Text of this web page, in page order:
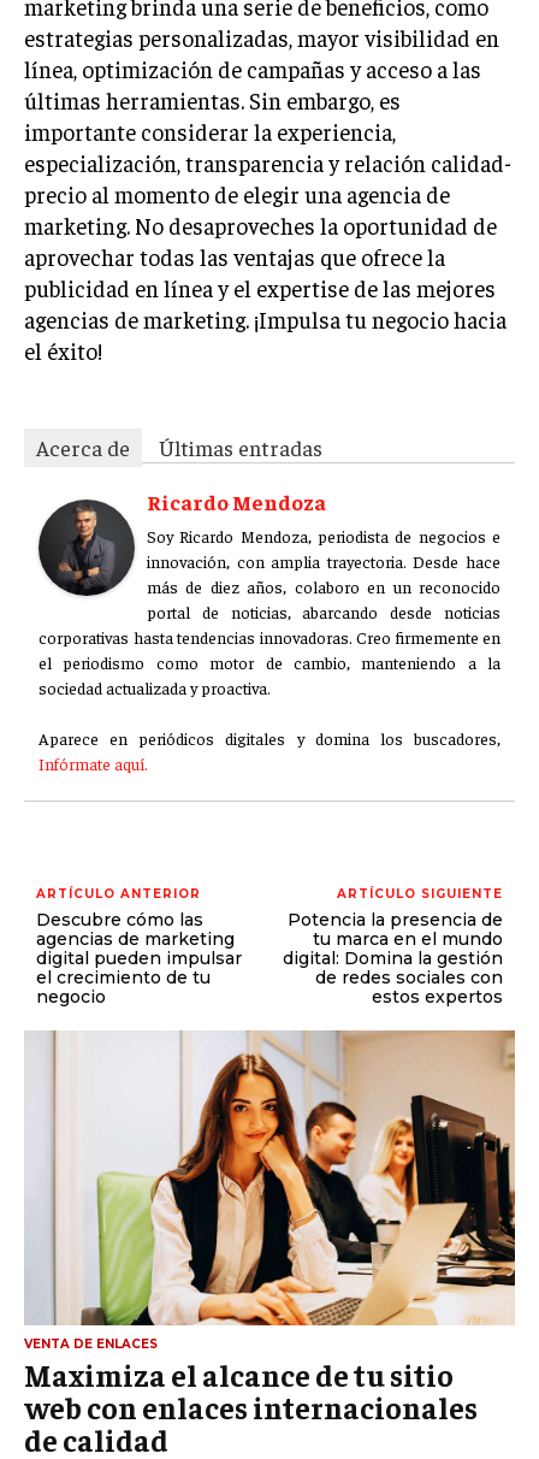
ÉTICA EMPRESARIAL Y RESPONSABILIDAD
SOCIAL
BLOG
Acerca de Últimas entradas
Ricardo Mendoza
Soy Ricardo Mendoza, periodista de negocios e
innovación, con amplia trayectoria. Desde hace
sociedad actualizada y proactiva.
Aparece en periódicos digitales y domina los buscadores,
Infórmate aquí.
marketing brinda una serie de beneficios, como
estrategias personalizadas, mayor visibilidad en
línea, optimización de campañas y acceso a las
últimas herramientas. Sin embargo, es
importante considerar la experiencia,
especialización, transparencia y relación calidad-
precio al momento de elegir una agencia de
marketing. No desaproveches la oportunidad de
aprovechar todas las ventajas que ofrece la
publicidad en línea y el expertise de las mejores
agencias de marketing. ¡Impulsa tu negocio hacia
el éxito!
Acerca de
Últimas entradas
Ricardo Mendoza
Soy Ricardo Mendoza, periodista de negocios e
innovación, con amplia trayectoria. Desde hace
más de diez años, colaboro en un reconocido
portal de noticias, abarcando desde noticias
corporativas hasta tendencias innovadoras. Creo firmemente en
el periodismo como motor de cambio, manteniendo a la
sociedad actualizada y proactiva.
Aparece en periódicos digitales y domina los buscadores,
Infórmate aquí.
ARTÍCULO ANTERIOR
Descubre cómo las
agencias de marketing
digital pueden impulsar
el crecimiento de tu
negocio
ARTÍCULO SIGUIENTE
Potencia la presencia de
tu marca en el mundo
digital: Domina la gestión
de redes sociales con
estos expertos
VENTA DE ENLACES
Maximiza el alcance de tu sitio
web con enlaces internacionales
de calidad